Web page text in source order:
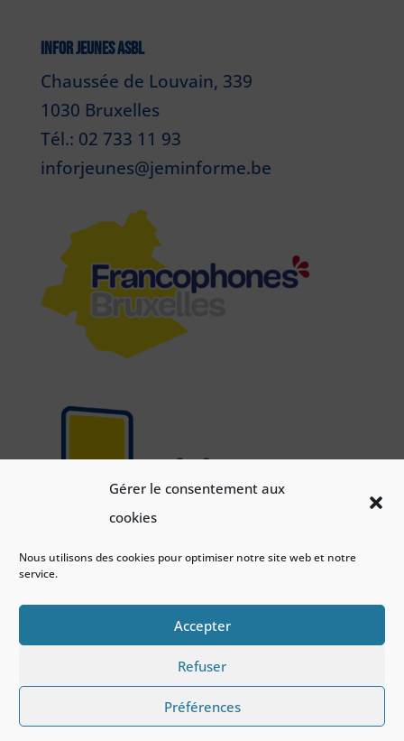
Gérer le consentement aux
cookies
Nous utilisons des cookies pour optimiser notre site web et notre
service.
Accepter
Refuser
Préférences
INFOR JEUNES ASBL
Chaussée de Louvain, 339
1030 Bruxelles
Tél.: 02 733 11 93
inforjeunes@jeminforme.be